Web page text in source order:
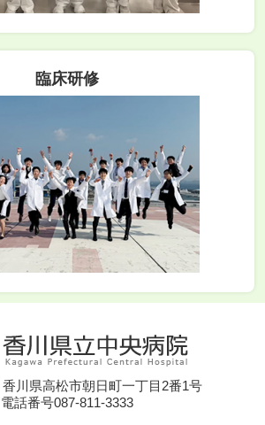
臨床研修
香川県高松市朝日町一丁目2番1号
電話番号087-811-3333